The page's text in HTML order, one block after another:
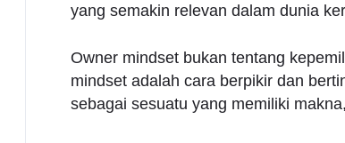
yang semakin relevan dalam dunia
Owner mindset bukan tentang
mindset adalah cara berpikir dan
sebagai sesuatu yang memiliki